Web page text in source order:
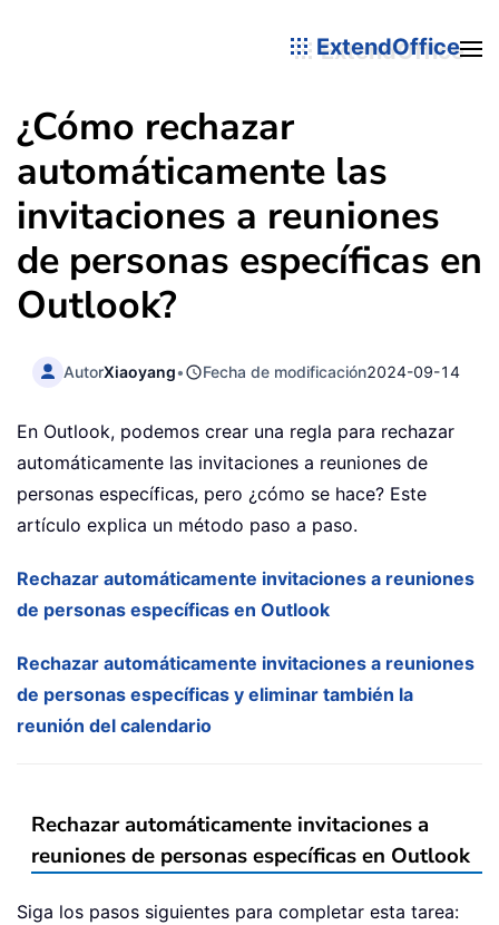
ExtendOffice
¿Cómo rechazar
automáticamente las
invitaciones a reuniones
de personas específicas en
Outlook?
AutorXiaoyang• Fecha de modificación2024-09-14
En Outlook, podemos crear una regla para rechazar
automáticamente las invitaciones a reuniones de
personas específicas, pero ¿cómo se hace? Este
artículo explica un método paso a paso.
Rechazar automáticamente invitaciones a reuniones
de personas específicas en Outlook
Rechazar automáticamente invitaciones a reuniones
de personas específicas y eliminar también la
reunión del calendario
Rechazar automáticamente invitaciones a
reuniones de personas específicas en Outlook
Siga los pasos siguientes para completar esta tarea: